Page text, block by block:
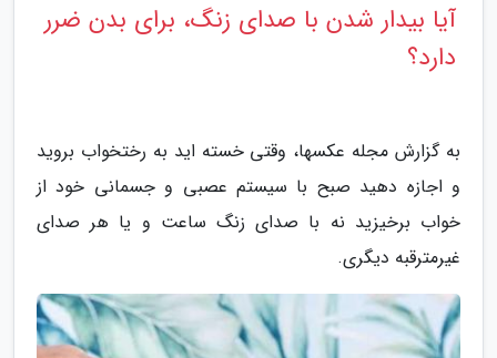
آیا بیدار شدن با صدای زنگ، برای بدن ضرر
دارد؟
به گزارش مجله عکسها، وقتی خسته اید به رختخواب بروید
و اجازه دهید صبح با سیستم عصبی و جسمانی خود از
خواب برخیزید نه با صدای زنگ ساعت و یا هر صدای
غیرمترقبه دیگری.